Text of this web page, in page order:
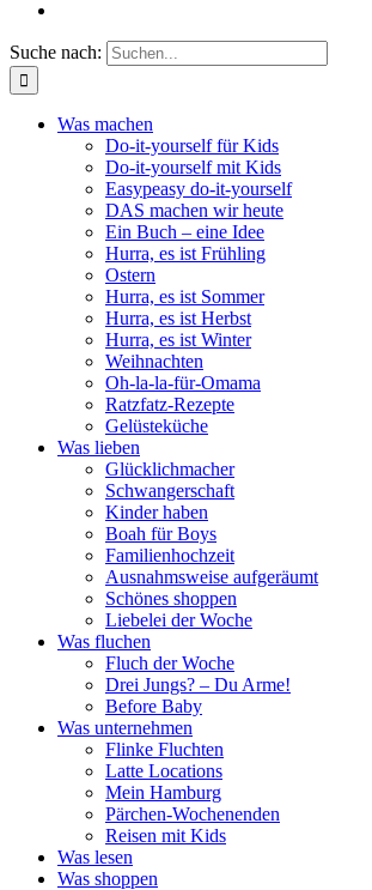
Suche nach:
Was machen
Do-it-yourself für Kids
Do-it-yourself mit Kids
Easypeasy do-it-yourself
DAS machen wir heute
Ein Buch – eine Idee
Hurra, es ist Frühling
Ostern
Hurra, es ist Sommer
Hurra, es ist Herbst
Hurra, es ist Winter
Weihnachten
Oh-la-la-für-Omama
Ratzfatz-Rezepte
Gelüsteküche
Was lieben
Glücklichmacher
Schwangerschaft
Kinder haben
Boah für Boys
Familienhochzeit
Ausnahmsweise aufgeräumt
Schönes shoppen
Liebelei der Woche
Was fluchen
Fluch der Woche
Drei Jungs? – Du Arme!
Before Baby
Was unternehmen
Flinke Fluchten
Latte Locations
Mein Hamburg
Pärchen-Wochenenden
Reisen mit Kids
Was lesen
Was shoppen